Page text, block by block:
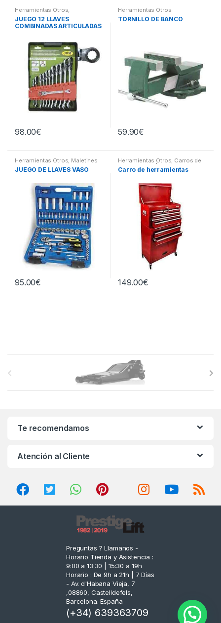
Herramientas Otros,
Herramientas De Mano
Herramientas De Mano
JUEGO 12 LLAVES
COMBINADAS ARTICULADAS
98.00€
Herramientas Otros
TORNILLO DE BANCO
59.90€
Herramientas Otros, Maletines
Herramientas, Extractores,
Compresímetros, otros
JUEGO DE LLAVES VASO
95.00€
Herramientas Otros, Carros de
Herramientas | Bancos
Carro de herramientas
149.00€
a
Te recomendamos
Atención al Cliente
Preguntas ? Llamanos -
Horario Tienda y Asistencia :
9:00 a 13:30 | 15:30 a 19h
Horario : De 9h a 21h | 7 Días
- Av. d'Habana Vieja, 7
,08860, Castelldefels,
Barcelona. España
(+34) 639363709